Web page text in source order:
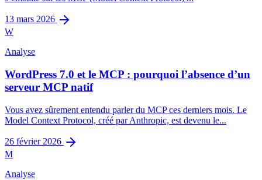
13 mars 2026
W
Analyse
WordPress 7.0 et le MCP : pourquoi l’absence d’un
serveur MCP natif
Vous avez sûrement entendu parler du MCP ces derniers mois. Le
Model Context Protocol, créé par Anthropic, est devenu le...
26 février 2026
M
Analyse